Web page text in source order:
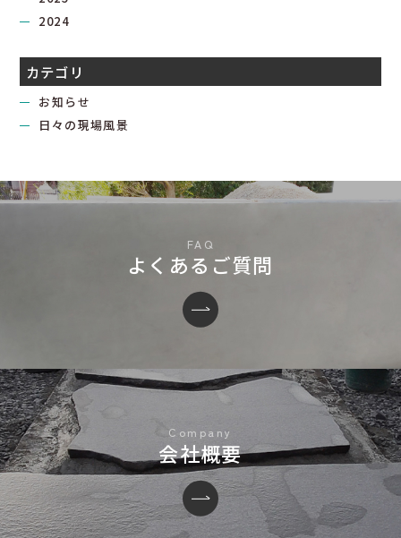
2024
カテゴリ
お知らせ
日々の現場風景
よくあるご質問
会社概要